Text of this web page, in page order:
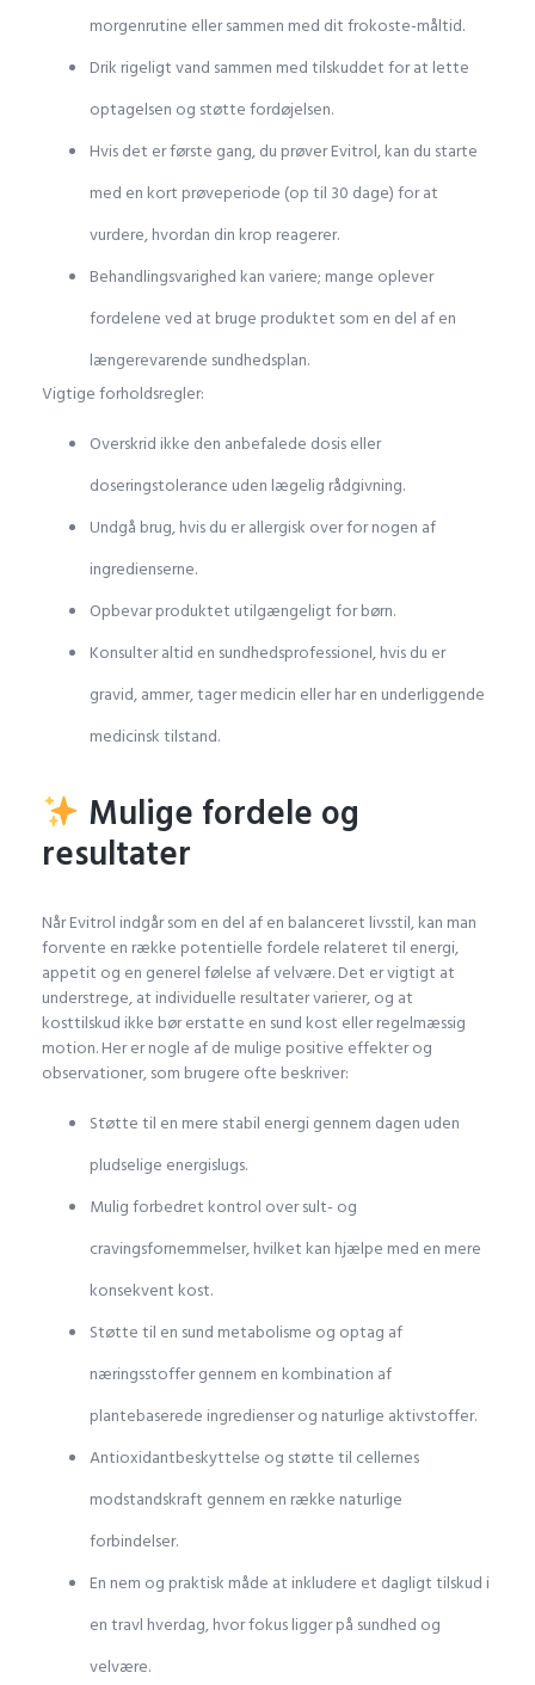
morgenrutine eller sammen med dit frokoste-måltid.
Drik rigeligt vand sammen med tilskuddet for at lette
optagelsen og støtte fordøjelsen.
Hvis det er første gang, du prøver Evitrol, kan du starte
med en kort prøveperiode (op til 30 dage) for at
vurdere, hvordan din krop reagerer.
Behandlingsvarighed kan variere; mange oplever
fordelene ved at bruge produktet som en del af en
længerevarende sundhedsplan.
Vigtige forholdsregler:
Overskrid ikke den anbefalede dosis eller
doseringstolerance uden lægelig rådgivning.
Undgå brug, hvis du er allergisk over for nogen af
ingredienserne.
Opbevar produktet utilgængeligt for børn.
Konsulter altid en sundhedsprofessionel, hvis du er
gravid, ammer, tager medicin eller har en underliggende
medicinsk tilstand.
Mulige fordele og
resultater
Når Evitrol indgår som en del af en balanceret livsstil, kan man
forvente en række potentielle fordele relateret til energi,
appetit og en generel følelse af velvære. Det er vigtigt at
understrege, at individuelle resultater varierer, og at
kosttilskud ikke bør erstatte en sund kost eller regelmæssig
motion. Her er nogle af de mulige positive effekter og
observationer, som brugere ofte beskriver:
Støtte til en mere stabil energi gennem dagen uden
pludselige energislugs.
Mulig forbedret kontrol over sult- og
cravingsfornemmelser, hvilket kan hjælpe med en mere
konsekvent kost.
Støtte til en sund metabolisme og optag af
næringsstoffer gennem en kombination af
plantebaserede ingredienser og naturlige aktivstoffer.
Antioxidantbeskyttelse og støtte til cellernes
modstandskraft gennem en række naturlige
forbindelser.
En nem og praktisk måde at inkludere et dagligt tilskud i
en travl hverdag, hvor fokus ligger på sundhed og
velvære.